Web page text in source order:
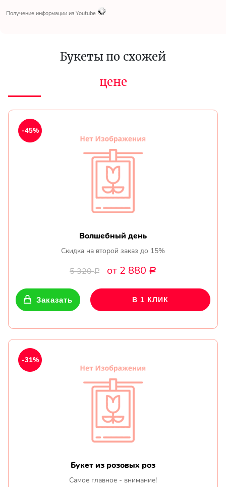
Получение информации из Youtube
Букеты по схожей
цене
Волшебный день
Скидка на второй заказ до 15%
5 320Р от 2 880 Р
-45%
Заказать В 1 КЛИК
Букет из розовых роз
Самое главное - внимание!
-31%